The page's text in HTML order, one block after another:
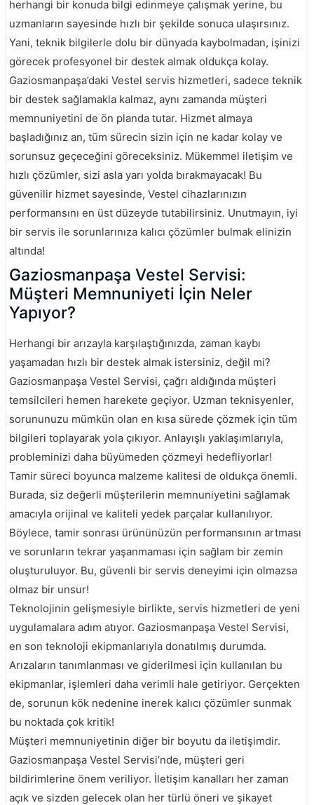
herhangi bir konuda bilgi edinmeye çalışmak yerine, bu
uzmanların sayesinde hızlı bir şekilde sonuca ulaşırsınız.
Yani, teknik bilgilerle dolu bir dünyada kaybolmadan, işinizi
görecek profesyonel bir destek almak oldukça kolay.
Gaziosmanpaşa’daki Vestel servis hizmetleri, sadece teknik
bir destek sağlamakla kalmaz, aynı zamanda müşteri
memnuniyetini de ön planda tutar. Hizmet almaya
başladığınız an, tüm sürecin sizin için ne kadar kolay ve
sorunsuz geçeceğini göreceksiniz. Mükemmel iletişim ve
hızlı çözümler, sizi asla yarı yolda bırakmayacak! Bu
güvenilir hizmet sayesinde, Vestel cihazlarınızın
performansını en üst düzeyde tutabilirsiniz. Unutmayın, iyi
bir servis ile sorunlarınıza kalıcı çözümler bulmak elinizin
altında!
Gaziosmanpaşa Vestel Servisi:
Müşteri Memnuniyeti İçin Neler
Yapıyor?
Herhangi bir arızayla karşılaştığınızda, zaman kaybı
yaşamadan hızlı bir destek almak istersiniz, değil mi?
Gaziosmanpaşa Vestel Servisi, çağrı aldığında müşteri
temsilcileri hemen harekete geçiyor. Uzman teknisyenler,
sorununuzu mümkün olan en kısa sürede çözmek için tüm
bilgileri toplayarak yola çıkıyor. Anlayışlı yaklaşımlarıyla,
probleminizi daha büyümeden çözmeyi hedefliyorlar!
Tamir süreci boyunca malzeme kalitesi de oldukça önemli.
Burada, siz değerli müşterilerin memnuniyetini sağlamak
amacıyla orijinal ve kaliteli yedek parçalar kullanılıyor.
Böylece, tamir sonrası ürününüzün performansının artması
ve sorunların tekrar yaşanmaması için sağlam bir zemin
oluşturuluyor. Bu, güvenli bir servis deneyimi için olmazsa
olmaz bir unsur!
Teknolojinin gelişmesiyle birlikte, servis hizmetleri de yeni
uygulamalara adım atıyor. Gaziosmanpaşa Vestel Servisi,
en son teknoloji ekipmanlarıyla donatılmış durumda.
Arızaların tanımlanması ve giderilmesi için kullanılan bu
ekipmanlar, işlemleri daha verimli hale getiriyor. Gerçekten
de, sorunun kök nedenine inerek kalıcı çözümler sunmak
bu noktada çok kritik!
Müşteri memnuniyetinin diğer bir boyutu da iletişimdir.
Gaziosmanpaşa Vestel Servisi’nde, müşteri geri
bildirimlerine önem veriliyor. İletişim kanalları her zaman
açık ve sizden gelecek olan her türlü öneri ve şikayet